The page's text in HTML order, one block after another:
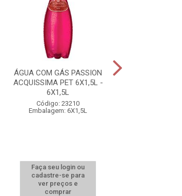
ÁGUA COM GÁS PASSION
ACQUISSIMA PET 6X1,5L -
6X1,5L
Código: 23210
Embalagem: 6X1,5L
Faça seu login ou
cadastre-se para
ver preços e
comprar